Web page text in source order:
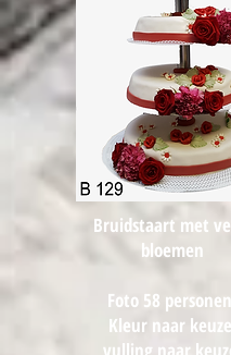
Bruidstaart met
bloemen
Foto 58
Kleur naar